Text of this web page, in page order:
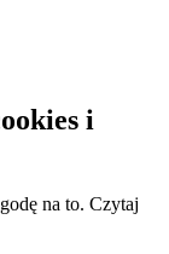
i
na to. Czytaj